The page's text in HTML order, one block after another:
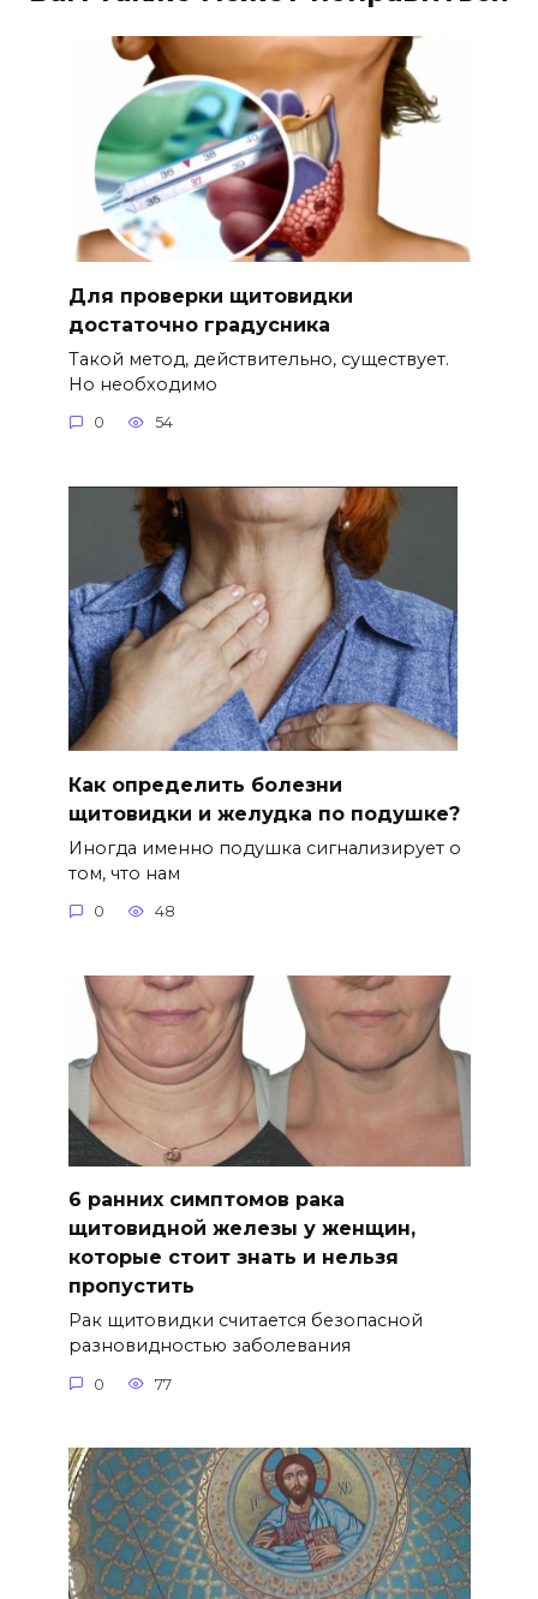
Для проверки щитовидки
достаточно градусника
Такой метод, действительно, существует.
Но необходимо
0 54
Как определить болезни
щитовидки и желудка по подушке?
Иногда именно подушка сигнализирует о
том, что нам
0 48
6 ранних симптомов рака
щитовидной железы у женщин,
которые стоит знать и нельзя
пропустить
Рак щитовидки считается безопасной
разновидностью заболевания
0 77